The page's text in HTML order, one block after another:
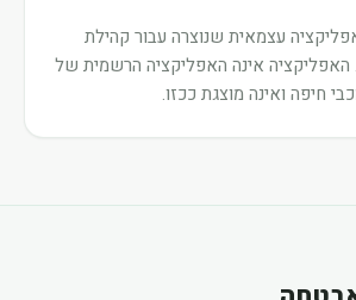
עצמאית שנוצרה עבור קהילת
האפליקציה אינה האפליקציה הרשמית של
חיפה ואינה מוצגת ככזו.